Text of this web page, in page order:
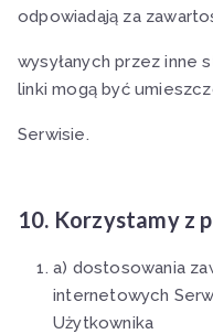
odpowiadają za
wysyłanych przez inne
linki mogą być
Serwisie.
10. Korzystamy z
a) dostosowania
internetowych
Użytkownika